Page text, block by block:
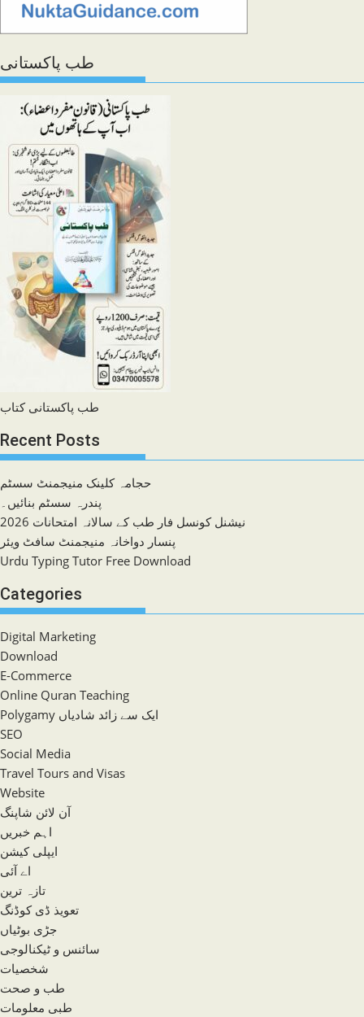
طب پاکستانی
طب پاکستانی کتاب
Recent Posts
حجامہ کلینک منیجمنٹ سسٹم
پندرہ سسٹم بنائیں۔
نیشنل کونسل فار طب کے سالانہ امتحانات 2026
پنسار دواخانہ منیجمنٹ سافٹ ویئر
Urdu Typing Tutor Free Download
Categories
Digital Marketing
Download
E-Commerce
Online Quran Teaching
Polygamy ایک سے زائد شادیاں
SEO
Social Media
Travel Tours and Visas
Website
آن لائن شاپنگ
اہم خبریں
ایپلی کیشن
اے آئی
تازہ ترین
تعویذ ڈی کوڈنگ
جڑی بوٹیاں
سائنس و ٹیکنالوجی
شخصیات
طب و صحت
طبی معلومات